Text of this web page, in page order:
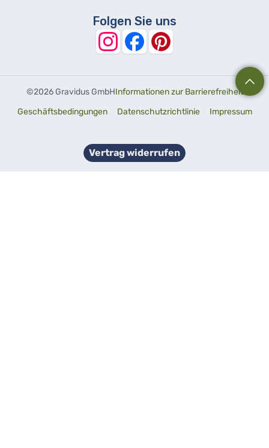
Folgen Sie uns
©2026 Gravidus GmbHInformationen zur Barrierefreiheit
Geschäftsbedingungen
Datenschutzrichtlinie Impressum
Vertrag widerrufen